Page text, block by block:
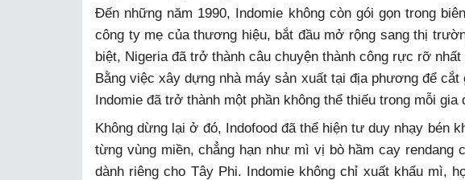
Đến những năm 1990, Indomie không còn gói gọn trong
công ty mẹ của thương hiệu, bắt đầu mở rộng sang thị
biệt, Nigeria đã trở thành câu chuyện thành công rực rỡ
Bằng việc xây dựng nhà máy sản xuất tại địa phương để
Indomie đã trở thành một phần không thể thiếu trong mỗi gia
Không dừng lại ở đó, Indofood đã thể hiện tư duy nhạy bén
từng vùng miền, chẳng hạn như mì vị bò hầm cay rendang
dành riêng cho Tây Phi. Indomie không chỉ xuất khẩu mì,